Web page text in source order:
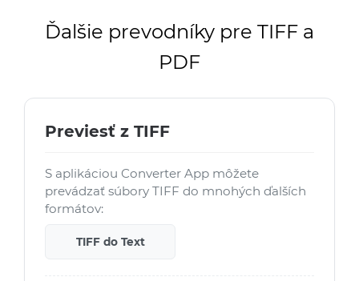
Ďalšie prevodníky pre TIFF a
PDF
Previesť z TIFF
S aplikáciou Converter App môžete
prevádzať súbory TIFF do mnohých ďalších
formátov:
TIFF do Text